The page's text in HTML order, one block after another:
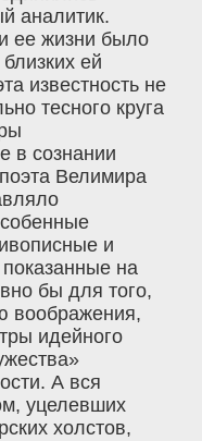
аналитик.
ее жизни было
ей
известность не
тесного круга
в сознании
Велимира
и
на
бы для того,
воображения,
идейного
А вся
уцелевших
холстов,